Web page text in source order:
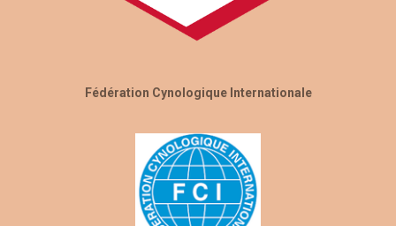
Fédération Cynologique Internationale